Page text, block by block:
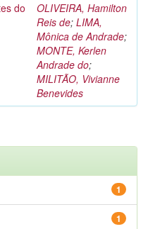
do
OLIVEIRA, Hamilton
Reis de; LIMA,
Mônica de Andrade;
MONTE, Kerlen
Andrade do;
MILITÃO, Vivianne
Benevides
1
1